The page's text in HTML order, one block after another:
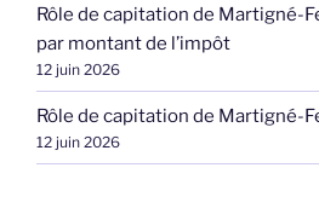
Rôle de capitation de Martigné-
par montant de l’impôt
12 juin 2026
Rôle de capitation de Martigné-
12 juin 2026